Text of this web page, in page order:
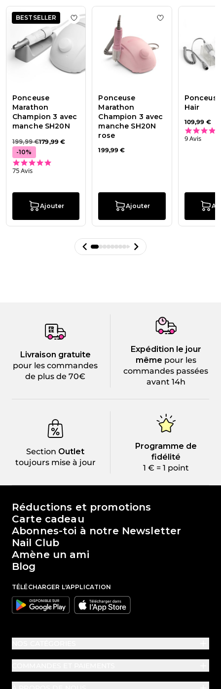
BESTSELLER Add to wishlist Ponceuse Marathon
Ponceuse
Marathon
Champion 3 avec
manche SH20N
199,99 €179,99 €
-10%
75 Avis
Ajouter
Add to wishlist
Ponceuse
Marathon
Champion 3 avec
manche SH20N
rose
199,99 €
Ajouter
Hair
109,99 €
9 Avis
Livraison gratuite
pour les commandes
de plus de 70€
Expédition le jour
même pour les
commandes passées
avant 14h
Section Outlet
toujours mise à jour
Programme de
fidélité
1 € = 1 point
Le monde de Passione Beauty
Réductions et promotions
Carte cadeau
Abonnes-toi à notre Newsletter
Nail Club
Amène un ami
Blog
TÉLÉCHARGER L'APPLICATION
Google Apple